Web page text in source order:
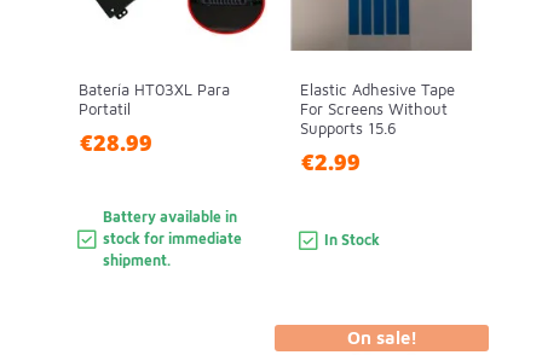
Batería HT03XL Para
Portatil
€28.99
Battery available in
stock for immediate
shipment.
Elastic Adhesive Tape
For Screens Without
Supports 15.6
€2.99
In Stock
On sale!